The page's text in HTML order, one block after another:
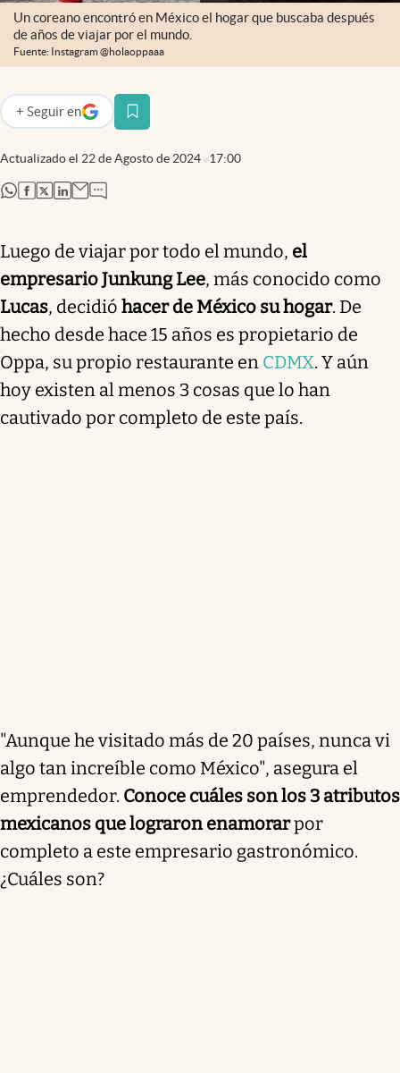
Un coreano encontró en México el hogar que buscaba después
de años de viajar por el mundo.
Fuente: Instagram @holaoppaaa
Actualizado el 22 de Agosto de 2024 17:00
+ Seguir en
abre en nueva pestaña
abre en nueva pestaña
abre en nueva pestaña
abre en nueva pestaña
abre en nueva pestaña
Luego de viajar por todo el mundo, el
empresario Junkung Lee, más conocido como
Lucas, decidió hacer de México su hogar. De
hecho desde hace 15 años es propietario de
Oppa, su propio restaurante en CDMX. Y aún
hoy existen al menos 3 cosas que lo han
cautivado por completo de este país.
"Aunque he visitado más de 20 países, nunca vi
algo tan increíble como México", asegura el
emprendedor. Conoce cuáles son los 3 atributos
mexicanos que lograron enamorarpor
completo a este empresario gastronómico.
¿Cuáles son?